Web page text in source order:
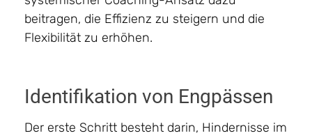
beitragen, die Effizienz zu steigern und die
Flexibilität zu erhöhen.
Identifikation von Engpässen
Der erste Schritt besteht darin, Hindernisse im